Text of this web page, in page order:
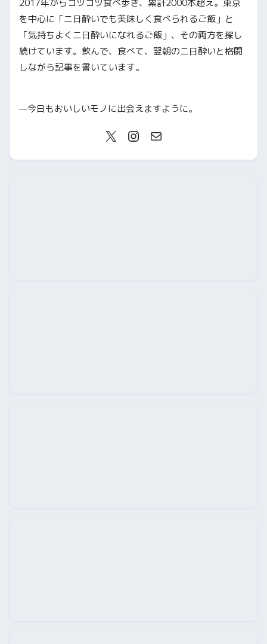
を中心に「二日酔いでも美味しく食べられるご飯」と
「気持ちよく二日酔いになれるご飯」、その両方を探し
続けています。飲んで、食べて、翌朝の二日酔いと格闘
しながら記事を書いています。
—今日もおいしいモノに出会えますように。